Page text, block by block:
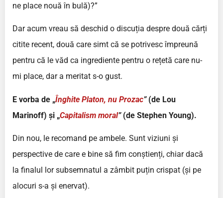
ne place nouă în bulă)?”
Dar acum vreau să deschid o discuția despre două cărți
citite recent, două care simt că se potrivesc împreună
pentru că le văd ca ingrediente pentru o rețetă care nu-
mi place, dar a meritat s-o gust.
E vorba de „Înghite Platon, nu Prozac” (de Lou
Marinoff) și „Capitalism moral” (de Stephen Young).
Din nou, le recomand pe ambele. Sunt viziuni și
perspective de care e bine să fim conștienți, chiar dacă
la finalul lor subsemnatul a zâmbit puțin crispat (și pe
alocuri s-a și enervat).